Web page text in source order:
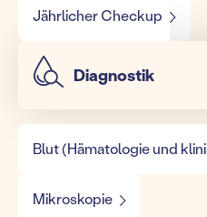
Jährlicher Checkup
Diagnostik
Blut (Hämatologie und
Mikroskopie